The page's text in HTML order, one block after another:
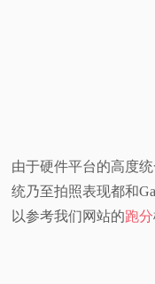
由于硬件平台的高度统
统乃至拍照表现都和
以参考我们网站的跑分